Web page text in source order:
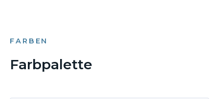
FARBEN
Farbpalette